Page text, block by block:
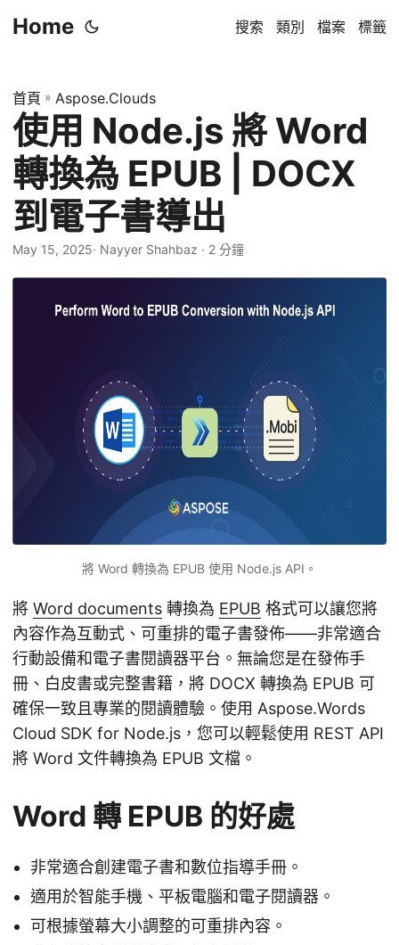
Home 搜索 類別 檔案 標籤
首頁 » Aspose.Clouds
使用 Node.js 將 Word
轉換為 EPUB | DOCX
到電子書導出
May 15, 2025· Nayyer Shahbaz · 2 分鐘
將 Word 轉換為 EPUB 使用 Node.js API。
將 Word documents 轉換為 EPUB 格式可以讓您將
內容作為互動式、可重排的電子書發佈——非常適合
行動設備和電子書閱讀器平台。無論您是在發佈手
冊、白皮書或完整書籍，將 DOCX 轉換為 EPUB 可
確保一致且專業的閱讀體驗。使用 Aspose.Words
Cloud SDK for Node.js，您可以輕鬆使用 REST API
將 Word 文件轉換為 EPUB 文檔。
Word 轉 EPUB 的好處
非常適合創建電子書和數位指導手冊。
適用於智能手機、平板電腦和電子閱讀器。
可根據螢幕大小調整的可重排內容。